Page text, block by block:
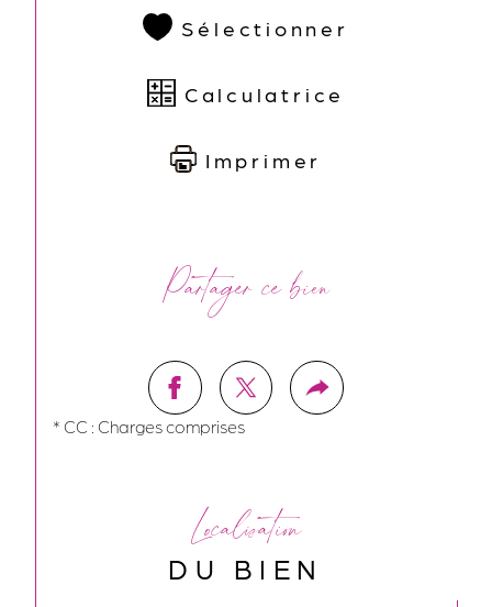
Sélectionner
Calculatrice
Imprimer
Partager ce bien
* CC : Charges comprises
Localisation
DU BIEN